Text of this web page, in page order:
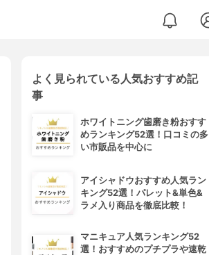
よく見られている人気おすすめ記
事
ホワイトニング歯磨き粉おすす
めランキング52選！口コミの多
い市販品を中心に
アイシャドウおすすめ人気ラン
キング52選！パレット&単色&
ラメ入り商品を徹底比較！
マニキュア人気ランキング52
選！おすすめのプチプラや速乾